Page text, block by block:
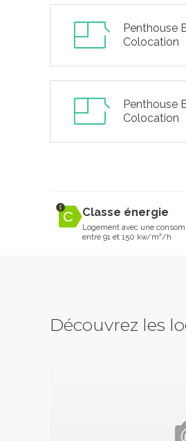
Penthouse
Colocation
Penthouse
Colocation
Classe énergie
Logement avec une
entre 91 et 150 kw/m²/h
Découvrez les